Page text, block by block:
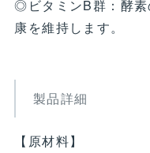
◎ビタミンB群：酵素
康を維持します。
製品詳細
【原材料】